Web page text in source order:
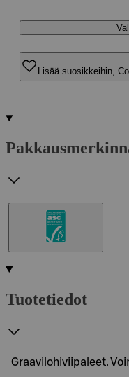
Lisää suosikkeihin,
Tuotetiedot
Graavilohiviipaleet.